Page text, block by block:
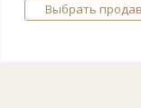
Выбрать